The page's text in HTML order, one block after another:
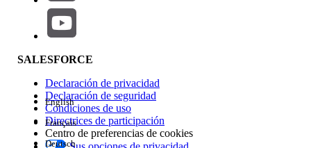
Repercusión de función
SALESFORCE
Declaración de privacidad
Declaración de seguridad
Condiciones de uso
Directrices de participación
Centro de preferencias de cookies
English
Français
Deutsch